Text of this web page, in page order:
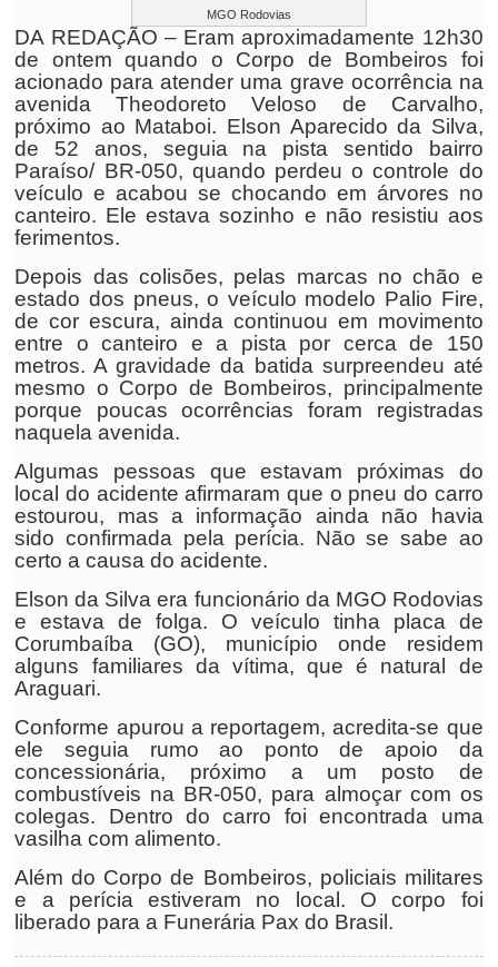
MGO Rodovias
DA REDAÇÃO – Eram aproximadamente 12h30
de ontem quando o Corpo de Bombeiros foi
acionado para atender uma grave ocorrência na
avenida Theodoreto Veloso de Carvalho,
próximo ao Mataboi. Elson Aparecido da Silva,
de 52 anos, seguia na pista sentido bairro
Paraíso/ BR-050, quando perdeu o controle do
veículo e acabou se chocando em árvores no
canteiro. Ele estava sozinho e não resistiu aos
ferimentos.
Depois das colisões, pelas marcas no chão e
estado dos pneus, o veículo modelo Palio Fire,
de cor escura, ainda continuou em movimento
entre o canteiro e a pista por cerca de 150
metros. A gravidade da batida surpreendeu até
mesmo o Corpo de Bombeiros, principalmente
porque poucas ocorrências foram registradas
naquela avenida.
Algumas pessoas que estavam próximas do
local do acidente afirmaram que o pneu do carro
estourou, mas a informação ainda não havia
sido confirmada pela perícia. Não se sabe ao
certo a causa do acidente.
Elson da Silva era funcionário da MGO Rodovias
e estava de folga. O veículo tinha placa de
Corumbaíba (GO), município onde residem
alguns familiares da vítima, que é natural de
Araguari.
Conforme apurou a reportagem, acredita-se que
ele seguia rumo ao ponto de apoio da
concessionária, próximo a um posto de
combustíveis na BR-050, para almoçar com os
colegas. Dentro do carro foi encontrada uma
vasilha com alimento.
Além do Corpo de Bombeiros, policiais militares
e a perícia estiveram no local. O corpo foi
liberado para a Funerária Pax do Brasil.